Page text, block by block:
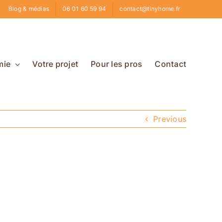
Blog & médias 06 01 60 59 94 contact@tinyhome.fr
Votre projet Pour les pros Contact
Previous